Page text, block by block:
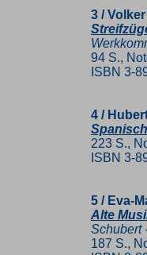
3 /
94 S.,
ISBN 3-
4 /
223 S.,
ISBN 3-
5 / Eva-
Alte
Schubert
187 S.,